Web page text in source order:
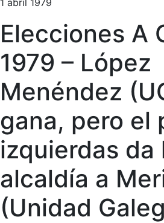
1 abril 1979
Elecciones A
1979 – López
Menéndez
gana, pero el
izquierdas da
alcaldía a
(Unidad